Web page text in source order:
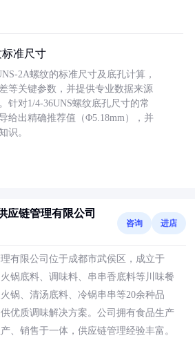
标准尺寸
2A螺纹的标准尺寸及底孔计算，
等关键参数，并提供专业数据来源
针对1/4-36UNS螺纹底孔尺寸的常
给出精确推荐值（Φ5.18mm），并
识。
应链管理有限公司
咨询 进店
有限公司位于成都市武侯区，成立于
锅底料、调味料、串串香底料等川味餐
锅、清汤底料、冷锅串串等20余种品
优质调味解决方案。公司拥有食品生产
、销售于一体，供应链管理经验丰富。